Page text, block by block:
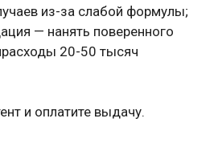
из-за слабой формулы;
— нанять поверенного
20-50 тысяч
и оплатите выдачу.